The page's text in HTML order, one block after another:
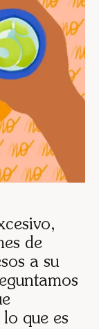
de
a su
que es